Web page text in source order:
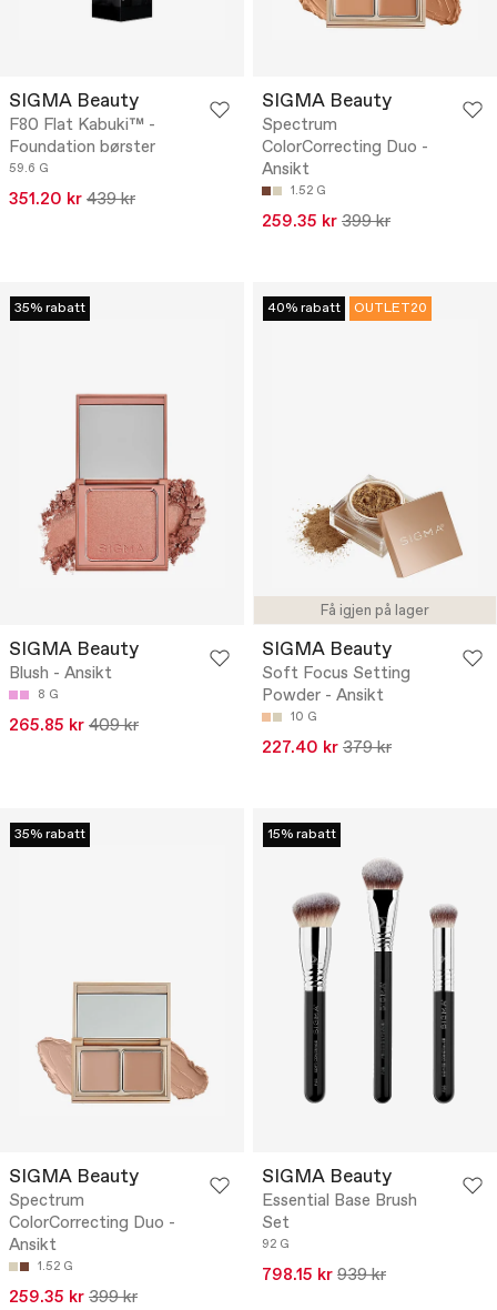
SIGMA Beauty
F80 Flat Kabuki™ -
Foundation børster
59.6 G
351.20 kr 439 kr
SIGMA Beauty
Spectrum
ColorCorrecting Duo -
Ansikt
1.52 G
259.35 kr 399 kr
35% rabatt
SIGMA Beauty
Blush - Ansikt
8 G
265.85 kr 409 kr
Få igjen på lager
40% rabatt OUTLET20
SIGMA Beauty
Soft Focus Setting
Powder - Ansikt
10 G
227.40 kr 379 kr
35% rabatt
SIGMA Beauty
Spectrum
ColorCorrecting Duo -
Ansikt
1.52 G
259.35 kr 399 kr
15% rabatt
SIGMA Beauty
Essential Base Brush
Set
92 G
798.15 kr 939 kr